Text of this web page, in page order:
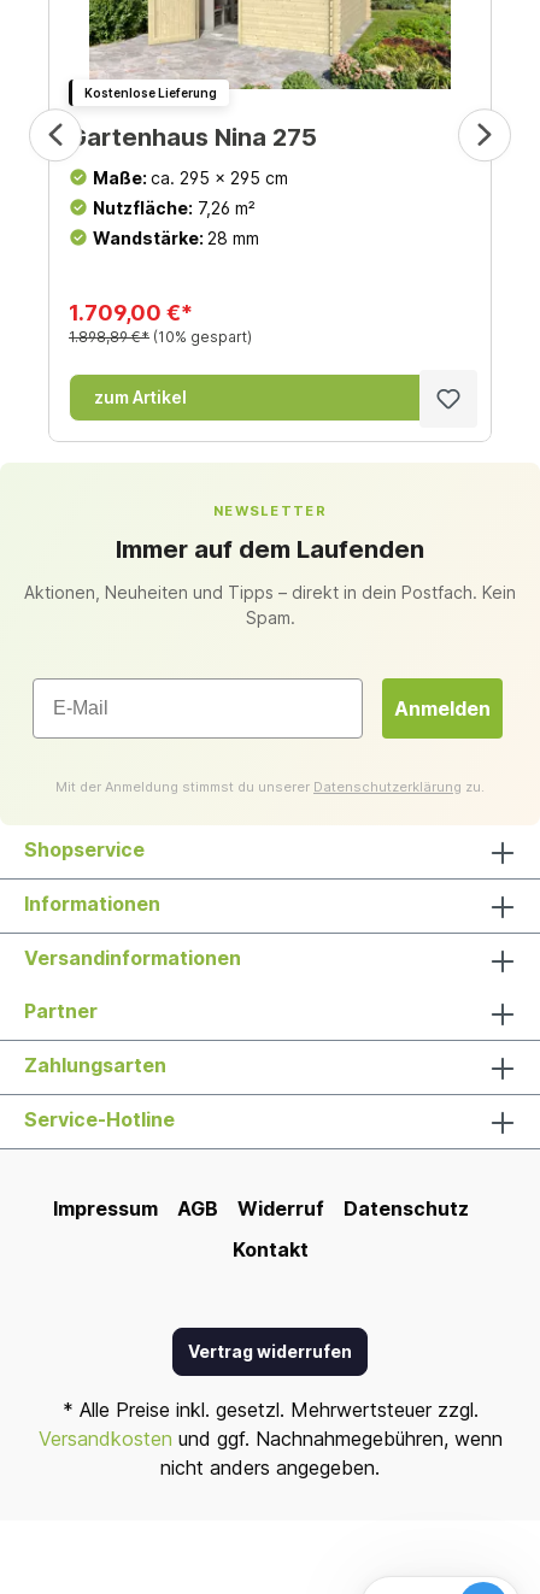
Kostenlose Lieferung
Gartenhaus Nina 275
Maße: ca. 295 x 295 cm
Nutzfläche: 7,26 m²
Wandstärke: 28 mm
1.709,00 €*
1.898,89 €* (10% gespart)
zum Artikel
NEWSLETTER
Immer auf dem Laufenden
Aktionen, Neuheiten und Tipps – direkt in dein Postfach. Kein
Spam.
Email
Anmelden
Mit der Anmeldung stimmst du unserer Datenschutzerklärung zu.
Shopservice
Informationen
Versandinformationen
Partner
Zahlungsarten
Service-Hotline
Impressum AGB Widerruf
Datenschutz
Kontakt
Vertrag widerrufen
* Alle Preise inkl. gesetzl. Mehrwertsteuer zzgl.
Versandkosten und ggf. Nachnahmegebühren, wenn
nicht anders angegeben.